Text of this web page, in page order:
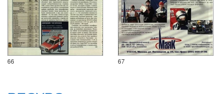
66 67